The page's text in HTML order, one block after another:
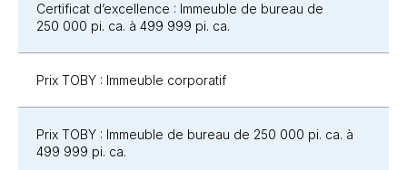
Certificat d’excellence : Immeuble de bureau de
250 000 pi. ca. à 499 999 pi. ca.
Prix TOBY : Immeuble corporatif
Prix TOBY : Immeuble de bureau de 250 000 pi. ca. à
499 999 pi. ca.